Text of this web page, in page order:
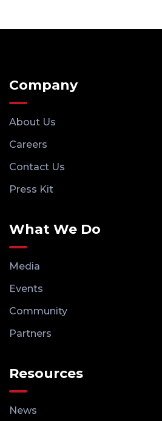
Company
About Us
Careers
Contact Us
Press Kit
What We Do
Media
Events
Community
Partners
Resources
News